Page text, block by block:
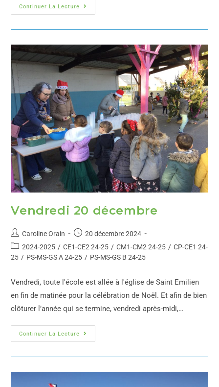
Continuer La Lecture
Vendredi 20 décembre
Caroline Orain
20 décembre 2024
2024-2025 / CE1-CE2 24-25 / CM1-CM2 24-25 / CP-CE1 24-
25 / PS-MS-GS A 24-25 / PS-MS-GS B 24-25
Vendredi, toute l'école est allée à l'église de Saint Emilien
en fin de matinée pour la célébration de Noël. Et afin de bien
clôturer l’année qui se termine, vendredi après-midi,…
Continuer La Lecture